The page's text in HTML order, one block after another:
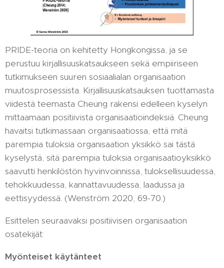
PRIDE-teoria on kehitetty Hongkongissa, ja se
perustuu kirjallisuuskatsaukseen sekä empiiriseen
tutkimukseen suuren sosiaalialan organisaation
muutosprosessista. Kirjallisuuskatsauksen tuottamasta
viidestä teemasta Cheung rakensi edelleen kyselyn
mittaamaan positiivista organisaatioindeksiä. Cheung
havaitsi tutkimassaan organisaatiossa, että mitä
parempia tuloksia organisaation yksikkö sai tästä
kyselystä, sitä parempia tuloksia organisaatioyksikkö
saavutti henkilöstön hyvinvoinnissa, tuloksellisuudessa,
tehokkuudessa, kannattavuudessa, laadussa ja
eettisyydessä. (Wenström 2020, 69-70.)
Esittelen seuraavaksi positiivisen organisaation
osatekijät:
Myönteiset käytänteet